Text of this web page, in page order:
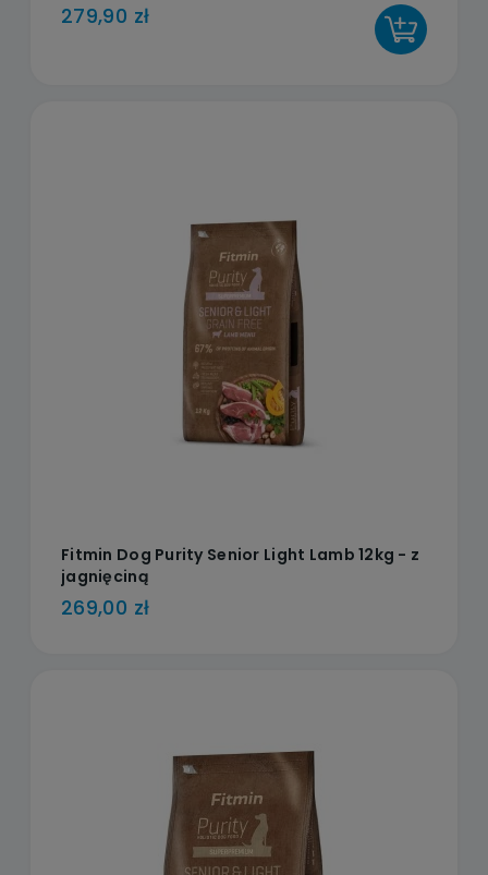
279,90 zł
Fitmin Dog Purity Senior Light Lamb 12kg - z
jagnięciną
269,00 zł